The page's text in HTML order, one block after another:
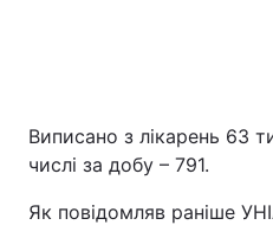
Виписано з лікарень 63
числі за добу – 791.
Як повідомляв раніше